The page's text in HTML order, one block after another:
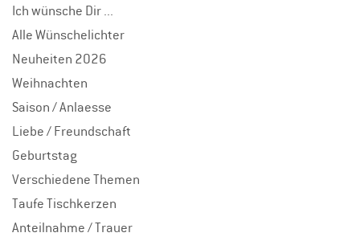
Ich wünsche Dir ...
Alle Wünschelichter
Neuheiten 2026
Weihnachten
Saison / Anlaesse
Liebe / Freundschaft
Geburtstag
Verschiedene Themen
Taufe Tischkerzen
Anteilnahme / Trauer